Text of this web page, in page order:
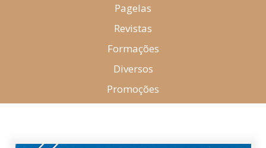
Pagelas
Revistas
Formações
Diversos
Promoções